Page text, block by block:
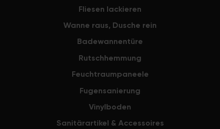
Fliesen lackieren
Wanne raus, Dusche rein
Badewannentüre
Rutschhemmung
Feuchtraumpaneele
Fugensanierung
Vinylboden
Sanitärartikel & Accessoires